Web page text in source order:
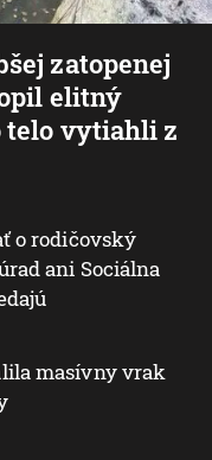
zatopenej
elitný
telo vytiahli z
o rodičovský
ani Sociálna
masívny vrak